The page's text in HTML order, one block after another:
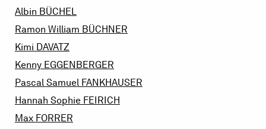
Albin BÜCHEL
Ramon William BÜCHNER
Kimi DAVATZ
Kenny EGGENBERGER
Pascal Samuel FANKHAUSER
Hannah Sophie FEIRICH
Max FORRER